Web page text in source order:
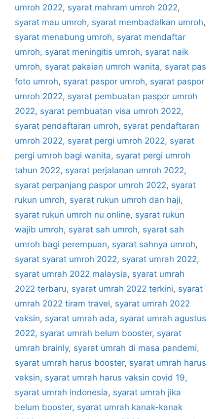
umroh 2022, syarat mahram umroh 2022,
syarat mau umroh, syarat membadalkan umroh,
syarat menabung umroh, syarat mendaftar
umroh, syarat meningitis umroh, syarat naik
umroh, syarat pakaian umroh wanita, syarat pas
foto umroh, syarat paspor umroh, syarat paspor
umroh 2022, syarat pembuatan paspor umroh
2022, syarat pembuatan visa umroh 2022,
syarat pendaftaran umroh, syarat pendaftaran
umroh 2022, syarat pergi umroh 2022, syarat
pergi umroh bagi wanita, syarat pergi umroh
tahun 2022, syarat perjalanan umroh 2022,
syarat perpanjang paspor umroh 2022, syarat
rukun umroh, syarat rukun umroh dan haji,
syarat rukun umroh nu online, syarat rukun
wajib umroh, syarat sah umroh, syarat sah
umroh bagi perempuan, syarat sahnya umroh,
syarat syarat umroh 2022, syarat umrah 2022,
syarat umrah 2022 malaysia, syarat umrah
2022 terbaru, syarat umrah 2022 terkini, syarat
umrah 2022 tiram travel, syarat umrah 2022
vaksin, syarat umrah ada, syarat umrah agustus
2022, syarat umrah belum booster, syarat
umrah brainly, syarat umrah di masa pandemi,
syarat umrah harus booster, syarat umrah harus
vaksin, syarat umrah harus vaksin covid 19,
syarat umrah indonesia, syarat umrah jika
belum booster, syarat umrah kanak-kanak